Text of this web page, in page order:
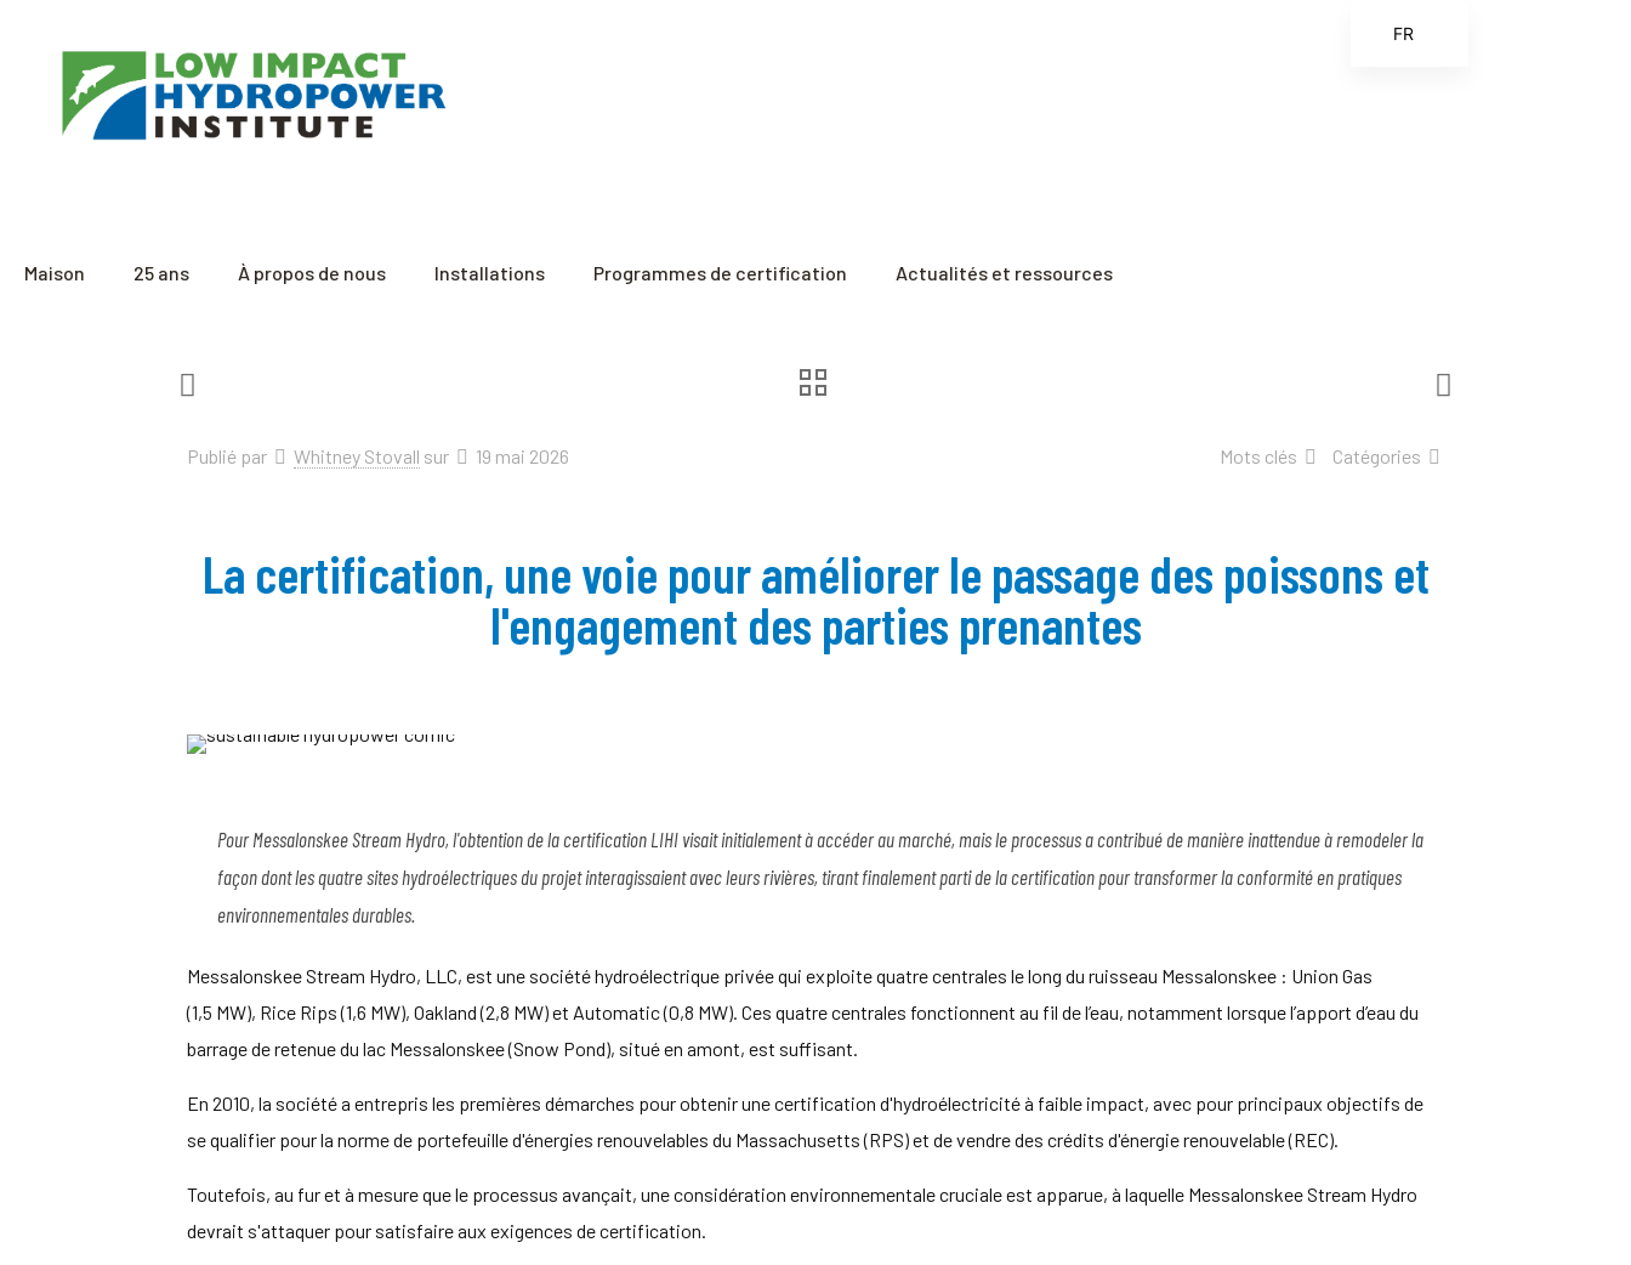
Maison 25 ans À propos de nous Installations Programmes de certification Actualités et ressources
Publié par Whitney Stovall sur 19 mai 2026 Catégories
Mots clés
La certification, une voie pour améliorer le passage des poissons et
l'engagement des parties prenantes
Pour Messalonskee Stream Hydro, l'obtention de la certification LIHI visait initialement à accéder au marché, mais le processus a contribué de manière inattendue à remodeler la
façon dont les quatre sites hydroélectriques du projet interagissaient avec leurs rivières, tirant finalement parti de la certification pour transformer la conformité en pratiques
environnementales durables.
Messalonskee Stream Hydro, LLC, est une société hydroélectrique privée qui exploite quatre centrales le long du ruisseau Messalonskee : Union Gas
(1,5 MW), Rice Rips (1,6 MW), Oakland (2,8 MW) et Automatic (0,8 MW). Ces quatre centrales fonctionnent au fil de l’eau, notamment lorsque l’apport d’eau du
barrage de retenue du lac Messalonskee (Snow Pond), situé en amont, est suffisant.
En 2010, la société a entrepris les premières démarches pour obtenir une certification d'hydroélectricité à faible impact, avec pour principaux objectifs de
se qualifier pour la norme de portefeuille d'énergies renouvelables du Massachusetts (RPS) et de vendre des crédits d'énergie renouvelable (REC).
Toutefois, au fur et à mesure que le processus avançait, une considération environnementale cruciale est apparue, à laquelle Messalonskee Stream Hydro
devrait s'attaquer pour satisfaire aux exigences de certification.
FR